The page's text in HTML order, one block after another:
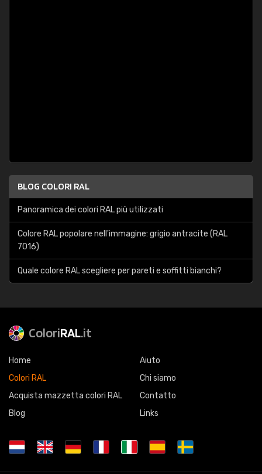
BLOG COLORI RAL
Panoramica dei colori RAL più utilizzati
Colore RAL popolare nell'immagine: grigio antracite (RAL
7016)
Quale colore RAL scegliere per pareti e soffitti bianchi?
ColoriRAL.it
Home
Colori RAL
Acquista mazzetta colori RAL
Blog
Aiuto
Chi siamo
Contatto
Links